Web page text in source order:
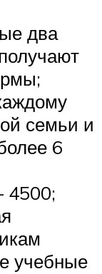
два
семьи и
6
4500;
учебные